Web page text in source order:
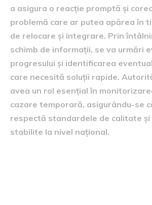
a asigura o reacție promptă și
problemă care ar putea apărea în
de relocare și integrare. Prin
schimb de informații, se va urmări
progresului și identificarea
care necesită soluții rapide.
avea un rol esențial în
cazare temporară, asigurându-se
respectă standardele de calitate și
stabilite la nivel național.